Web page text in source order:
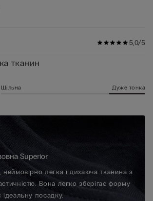
яка добре дихає, ці чоловічі труси
на весь день, тому що ваша шкіра
см, розмір L
5,0/5
тканин
Щільна Дуже тонка
Superior
неймовірно легка і дихаюча тканина з
Вона легко зберігає форму
ідеальну посадку.